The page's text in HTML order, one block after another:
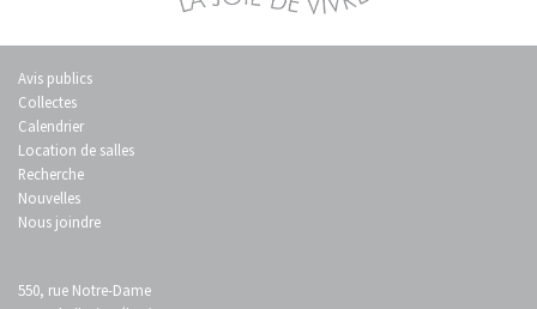
Avis publics
Collectes
Calendrier
Location de salles
Recherche
Nouvelles
Nous joindre
550, rue Notre-Dame